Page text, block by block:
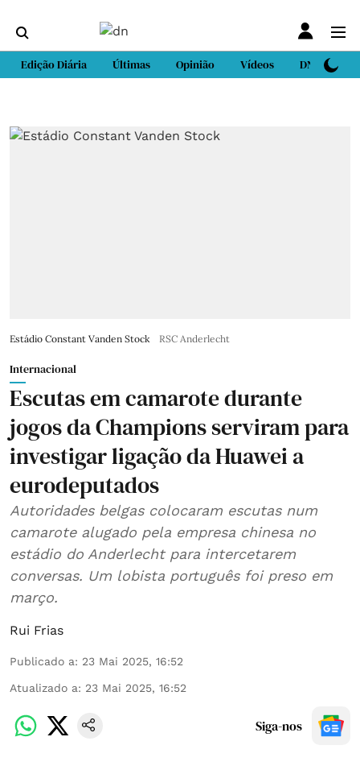
Edição Diária Últimas Opinião Vídeos DN Sport
Estádio Constant Vanden Stock RSC Anderlecht
Internacional
Escutas em camarote durante
jogos da Champions serviram para
investigar ligação da Huawei a
eurodeputados
Autoridades belgas colocaram escutas num
camarote alugado pela empresa chinesa no
estádio do Anderlecht para intercetarem
conversas. Um lobista português foi preso em
março.
Rui Frias
Publicado a: 23 Mai 2025, 16:52
Atualizado a: 23 Mai 2025, 16:52
Siga-nos